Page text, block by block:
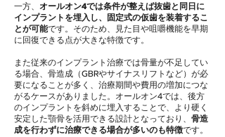
性
多い
多い
費用 本数分加算
本数が少なく
い
対象
健康な歯が残
っている人
歯がほぼ無
い、歯周病重
度の人
一方、 オールオン4では条件が整えば抜歯と同日に
インプラントを埋入し、固定式の仮歯を装着するこ
とが可能です。そのため、見た目や咀嚼機能を早期
に回復できる点が大きな特徴です。
また従来のインプラント治療では骨量が不足してい
る場合、骨造成（GBRやサイナスリフトなど）が必
要になることが多く、治療期間や費用の増加につな
がるケースがありました。オールオン4では、後方
のインプラントを斜めに埋入することで、より硬く
安定した顎骨を活用できる設計となっており、 骨造
成を行わずに治療できる場合が多いのも特徴です。